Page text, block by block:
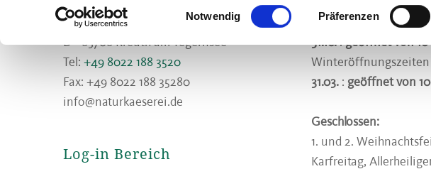
Einwilligungsauswahl
Notwendig Präferenzen
Reißenbichlweg 1
D -83708Kreuth am Tegernsee
Tel:+49 8022 188 3520
Fax: +49 8022 188 35280
info@naturkaeserei.de
Log-in Bereich
31.10.:geöffnet von 10
Winteröffnungszeiten
31.03. : geöffnet von 10
Geschlossen:
1. und 2.
Karfreitag,